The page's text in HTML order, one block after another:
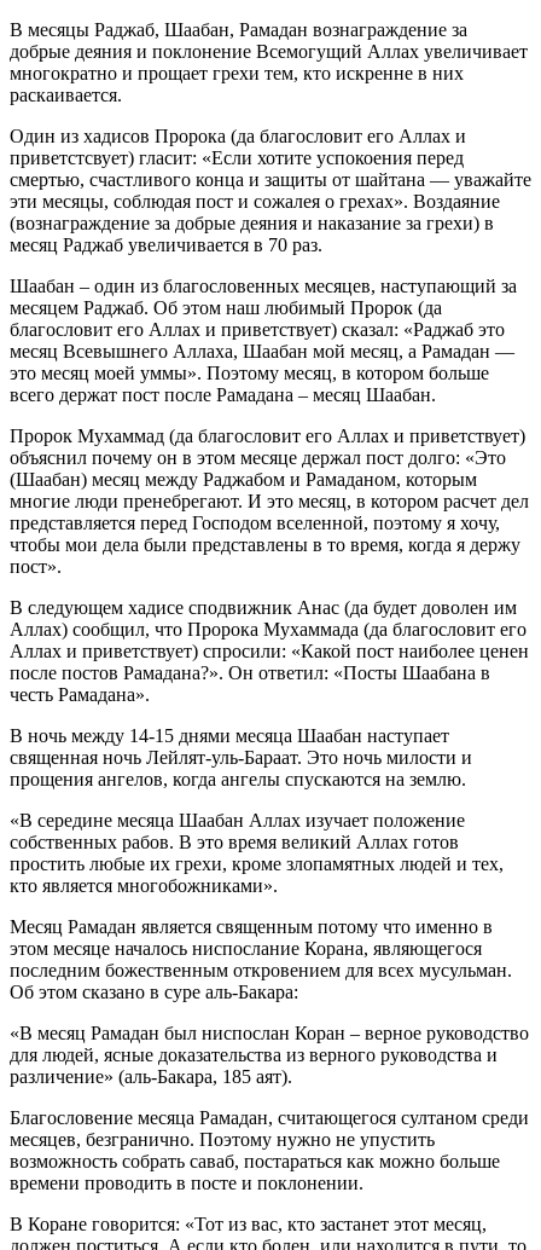
В месяцы Раджаб, Шаабан, Рамадан вознаграждение за
добрые деяния и поклонение Всемогущий Аллах увеличивает
многократно и прощает грехи тем, кто искренне в них
раскаивается.
Один из хадисов Пророка (да благословит его Аллах и
приветстсвует) гласит: «Если хотите успокоения перед
смертью, счастливого конца и защиты от шайтана — уважайте
эти месяцы, соблюдая пост и сожалея о грехах». Воздаяние
(вознаграждение за добрые деяния и наказание за грехи) в
месяц Раджаб увеличивается в 70 раз.
Шаабан – один из благословенных месяцев, наступающий за
месяцем Раджаб. Об этом наш любимый Пророк (да
благословит его Аллах и приветствует) сказал: «Раджаб это
месяц Всевышнего Аллаха, Шаабан мой месяц, а Рамадан —
это месяц моей уммы». Поэтому месяц, в котором больше
всего держат пост после Рамадана – месяц Шаабан.
Пророк Мухаммад (да благословит его Аллах и приветствует)
объяснил почему он в этом месяце держал пост долго: «Это
(Шаабан) месяц между Раджабом и Рамаданом, которым
многие люди пренебрегают. И это месяц, в котором расчет дел
представляется перед Господом вселенной, поэтому я хочу,
чтобы мои дела были представлены в то время, когда я держу
пост».
В следующем хадисе сподвижник Анас (да будет доволен им
Аллах) сообщил, что Пророка Мухаммада (да благословит его
Аллах и приветствует) спросили: «Какой пост наиболее ценен
после постов Рамадана?». Он ответил: «Посты Шаабана в
честь Рамадана».
В ночь между 14-15 днями месяца Шаабан наступает
священная ночь Лейлят-уль-Бараат. Это ночь милости и
прощения ангелов, когда ангелы спускаются на землю.
«В середине месяца Шаабан Аллах изучает положение
собственных рабов. В это время великий Аллах готов
простить любые их грехи, кроме злопамятных людей и тех,
кто является многобожниками».
Месяц Рамадан является священным потому что именно в
этом месяце началось ниспослание Корана, являющегося
последним божественным откровением для всех мусульман.
Об этом сказано в суре аль-Бакара:
«В месяц Рамадан был ниспослан Коран – верное руководство
для людей, ясные доказательства из верного руководства и
различение» (аль-Бакара, 185 аят).
Благословение месяца Рамадан, считающегося султаном среди
месяцев, безгранично. Поэтому нужно не упустить
возможность собрать саваб, постараться как можно больше
времени проводить в посте и поклонении.
В Коране говорится: «Тот из вас, кто застанет этот месяц,
должен поститься. А если кто болен, или находится в пути, то